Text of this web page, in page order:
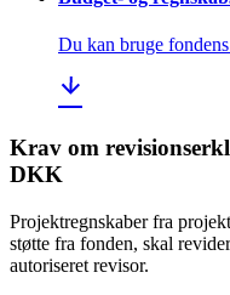
Du kan bruge
Krav om
DKK
Projektregnskaber fra
støtte fra fonden, skal
autoriseret revisor.